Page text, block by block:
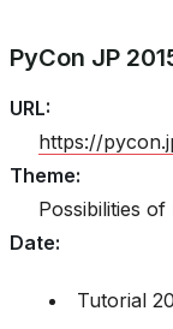
PyCon JP
URL:
https://
Theme:
Possibilities
Date:
Tutorial